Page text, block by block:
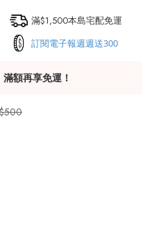
滿$1,500本島宅配免運
訂閱電子報週週送300
額再享免運！